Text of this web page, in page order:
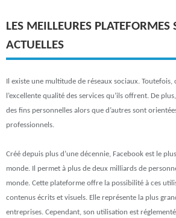
LES MEILLEURES PLATEFORMES
ACTUELLES
Il existe une multitude de réseaux sociaux.
l’excellente qualité des services qu’ils offrent. De
des fins personnelles alors que d’autres sont
professionnels.
Créé depuis plus d’une décennie, Facebook est le
monde. Il permet à plus de deux milliards de
monde. Cette plateforme offre la possibilité à ces
contenus écrits et visuels. Elle représente la plus
entreprises. Cependant, son utilisation est